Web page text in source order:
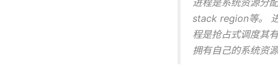
进程是系统资源分
stack region等。
程是抢占式调度其
拥有自己的系统资